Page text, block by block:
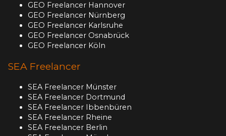
GEO Freelancer Hannover
GEO Freelancer Nürnberg
GEO Freelancer Karlsruhe
GEO Freelancer Osnabrück
GEO Freelancer Köln
SEA Freelancer
SEA Freelancer Münster
SEA Freelancer Dortmund
SEA Freelancer Ibbenbüren
SEA Freelancer Rheine
SEA Freelancer Berlin